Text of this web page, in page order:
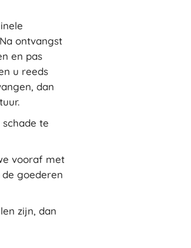
ontvangst
en pas
u reeds
dan
te
vooraf met
goederen
zijn, dan